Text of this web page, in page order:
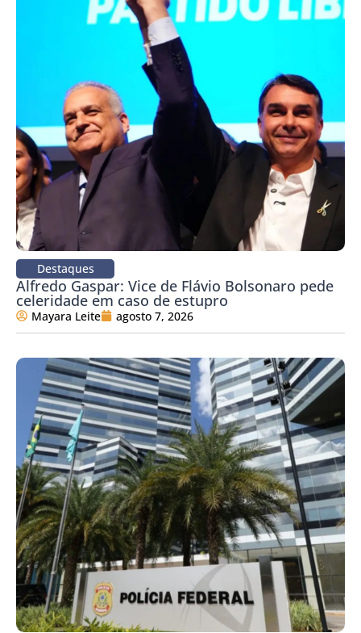
Destaques
Alfredo Gaspar: Vice de Flávio Bolsonaro pede
celeridade em caso de estupro
Mayara Leite agosto 7, 2026